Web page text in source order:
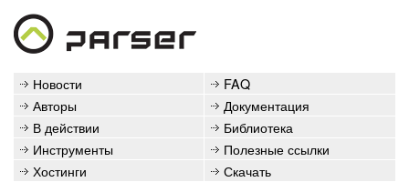
Новости
FAQ
Авторы
Документация
В действии
Библиотека
Инструменты
Полезные ссылки
Хостинги
Скачать